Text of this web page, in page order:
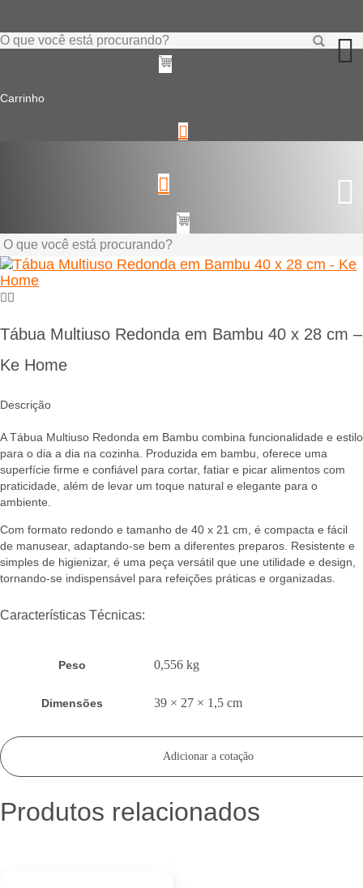
o
Pesquisar
Carrinho
Pesquisar
...
Tábua Multiuso Redonda em Bambu 40 x 28 cm –
Ke Home
Descrição
A Tábua Multiuso Redonda em Bambu combina funcionalidade e estilo
para o dia a dia na cozinha. Produzida em bambu, oferece uma
superfície firme e confiável para cortar, fatiar e picar alimentos com
praticidade, além de levar um toque natural e elegante para o
ambiente.
Com formato redondo e tamanho de 40 x 21 cm, é compacta e fácil
de manusear, adaptando-se bem a diferentes preparos. Resistente e
simples de higienizar, é uma peça versátil que une utilidade e design,
tornando-se indispensável para refeições práticas e organizadas.
Características Técnicas:
Peso 0,556 kg
Dimensões 39 × 27 × 1,5 cm
Adicionar a cotação
Produtos relacionados